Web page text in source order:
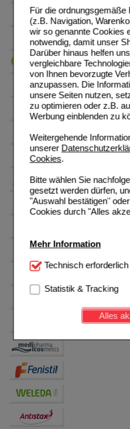
Für die
(z.B. Navigation,
wir so genannte Cookies
notwendig, damit unser
Darüber hinaus helfen
vergleichbare
von Ihnen bevorzugte
anzupassen. Die
unsere Seiten nutzen,
zu optimieren oder z.B.
Werbung einblenden zu
Weitergehende
unserer
Cookies.
Bitte wählen Sie
gesetzt werden dürfen,
"Auswahl bestätigen"
Cookies durch "Alles
Mehr Information
Technisch Notwendig:
Website notwendig sind
Kundenkonto), weshalb
werden kann.
Einkaufserlebnis noch
beispielsweise für die
Besuchers oder unsere
Verhaltensweisen (z.B.
auch auf Ihre Bedürfnisse
anzuzeigen und unser
betreiben.
Technisch erforderlich
Statistik & Tracking
Alles